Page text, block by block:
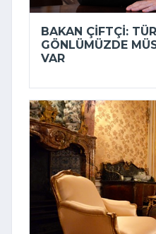
BAKAN ÇIFTÇI:
GÖNLÜMÜZDE
VAR